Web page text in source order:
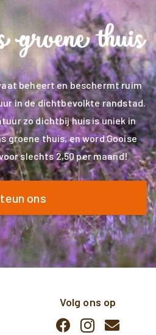
beheert en beschermt ruim
in de dichtbevolkte randstad.
zo dichtbij huis is uniek in
groene thuis, en word Gooise
slechts 2,50 per maand!
ons
Volg ons op